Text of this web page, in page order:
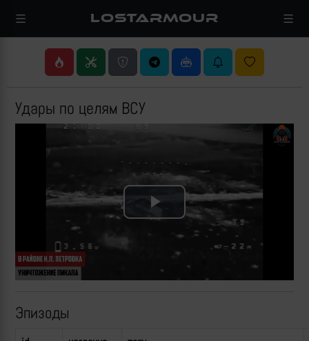
LOSTARMOUR
Удары по целям ВСУ
Play
Video
Эпизоды